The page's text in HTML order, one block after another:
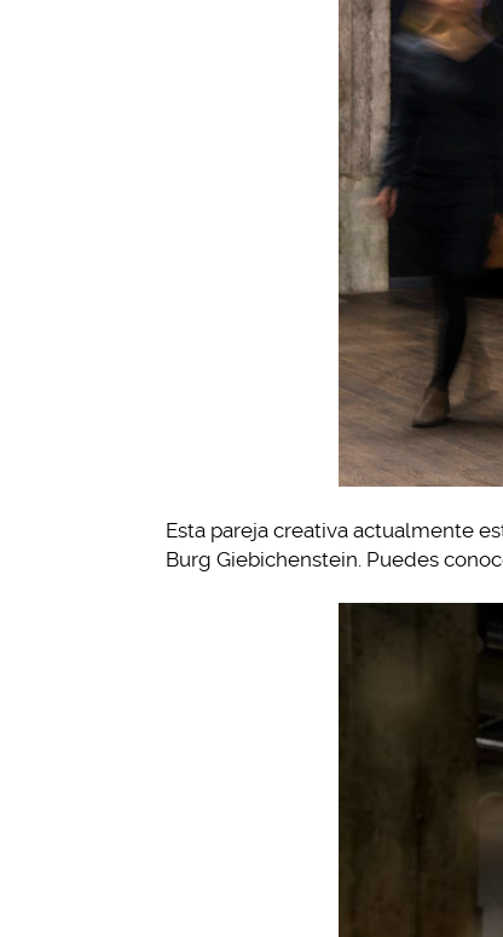
Esta pareja creativa actualmente
Burg Giebichenstein. Puedes